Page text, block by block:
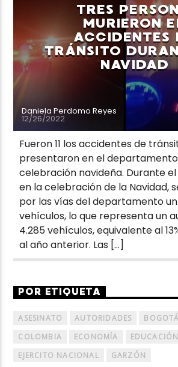
TRES
MURIERON
ACCIDENTES
TRÁNSITO
NAVIDAD
Daniela Perdomo Reyes
12/26/2022
Fueron 11 los accidentes de
presentaron en el
celebración navideña. Durante
en la celebración de la Navidad,
por las vías del departamento
vehículos, lo que representa un
4.285 vehículos, equivalente al
al año anterior. Las […]
POR ETIQUETA
ASESINATO AUTORIDADES BOGOTÁ
COLOMBIA
ECONOMÍA
EDUCACIÓN
EJERCITO NACIONAL
GARZÓN